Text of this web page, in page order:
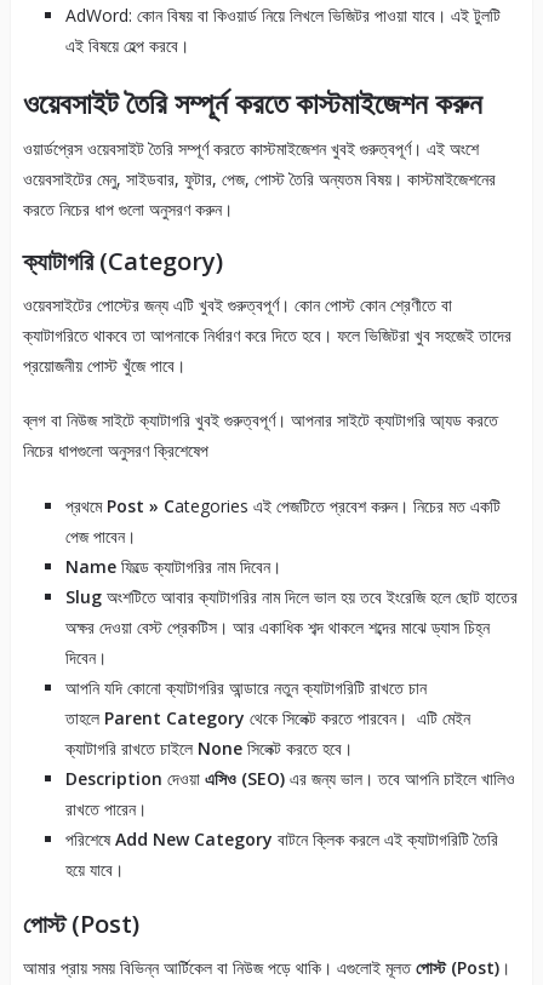
AdWord: কোন বিষয় বা কিওয়ার্ড নিয়ে লিখলে ভিজিটর পাওয়া যাবে। এই টুলটি
এই বিষয়ে হেল্প করবে।
ওয়েবসাইট তৈরি সম্পূর্ন করতে কাস্টমাইজেশন করুন
ওয়ার্ডপ্রেস ওয়েবসাইট তৈরি সম্পূর্ণ করতে কাস্টমাইজেশন খুবই গুরুত্বপূর্ণ। এই অংশে
ওয়েবসাইটের মেনু, সাইডবার, ফুটার, পেজ, পোস্ট তৈরি অন্যতম বিষয়। কাস্টমাইজেশনের
করতে নিচের ধাপ গুলো অনুসরণ করুন।
ক্যাটাগরি (Category)
ওয়েবসাইটের পোস্টের জন্য এটি খুবই গুরুত্বপূর্ণ। কোন পোস্ট কোন শ্রেণীতে বা
ক্যাটাগরিতে থাকবে তা আপনাকে নির্ধারণ করে দিতে হবে। ফলে ভিজিটরা খুব সহজেই তাদের
প্রয়োজনীয় পোস্ট খুঁজে পাবে।
ব্লগ বা নিউজ সাইটে ক্যাটাগরি খুবই গুরুত্বপূর্ণ। আপনার সাইটে ক্যাটাগরি আ্যড করতে
নিচের ধাপগুলো অনুসরণ ক্রিশেষেপ
প্রথমেPost » Categories এই পেজটিতে প্রবেশ করুন। নিচের মত একটি
পেজ পাবেন।
Nameফিল্ডে ক্যাটাগরির নাম দিবেন।
Slugঅংশটিতে আবার ক্যাটাগরির নাম দিলে ভাল হয় তবে ইংরেজি হলে ছোট হাতের
অক্ষর দেওয়া বেস্ট প্রেকটিস। আর একাধিক শব্দ থাকলে শব্দের মাঝে ড্যাস চিহ্ন
দিবেন।
আপনি যদি কোনো ক্যাটাগরির আন্ডারে নতুন ক্যাটাগরিটি রাখতে চান
তাহলে Parent Category থেকে সিলেক্ট করতে পারবেন। এটি মেইন
ক্যাটাগরি রাখতে চাইলে Noneসিলেক্ট করতে হবে।
Description দেওয়া এসিও (SEO)এর জন্য ভাল। তবে আপনি চাইলে খালিও
রাখতে পারেন।
পরিশেষেAdd New Category বাটনে ক্লিক করলে এই ক্যাটাগরিটি তৈরি
হয়ে যাবে।
পোস্ট (Post)
আমার প্রায় সময় বিভিন্ন আর্টিকেল বা নিউজ পড়ে থাকি। এগুলোই মূলতপোস্ট (Post)।